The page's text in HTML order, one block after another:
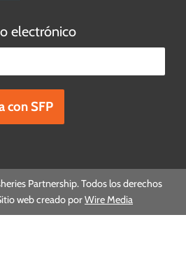
electrónico
Partnership. Todos los derechos
web creado porWire Media